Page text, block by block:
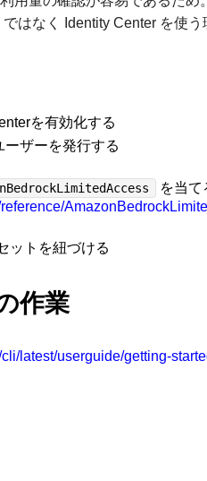
はなく Identity Center を使
を有効化する
ザーを発行する
を当て
ットを紐づける
作業
latest/userguide/getting-